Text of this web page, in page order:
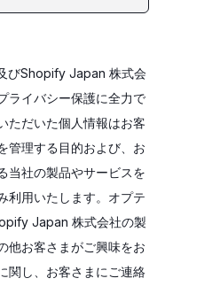
びShopify Japan 株式会
ライバシー保護に全力で
ただいた個人情報はお客
管理する目的および、お
当社の製品やサービスを
利用いたします。オプテ
Japan 株式会社の製
他お客さまがご興味をお
関し、お客さまにご連絡